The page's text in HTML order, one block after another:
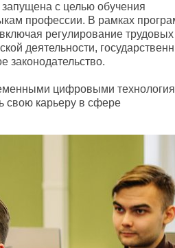
с целью обучения
профессии. В рамках
включая регулирование трудовых
деятельности,
законодательство.
цифровыми
свою карьеру в сфере